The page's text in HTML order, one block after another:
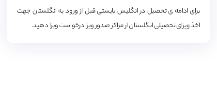
برای ادامه ی تحصیل در انگلیس بایستی قبل از ورود به انگلستان جهت
اخذ ویزای تحصیلی انگلستان از مراکز صدور ویزا درخواست ویزا دهید.